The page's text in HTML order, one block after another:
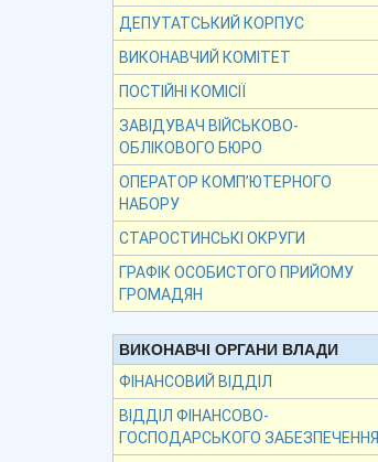
ДЕПУТАТСЬКИЙ КОРПУС
ВИКОНАВЧИЙ КОМІТЕТ
ПОСТІЙНІ КОМІСІЇ
ЗАВІДУВАЧ ВІЙСЬКОВО-
ОБЛІКОВОГО БЮРО
ОПЕРАТОР КОМП’ЮТЕРНОГО
НАБОРУ
СТАРОСТИНСЬКІ ОКРУГИ
ГРАФІК ОСОБИСТОГО ПРИЙОМУ
ГРОМАДЯН
ВИКОНАВЧІ ОРГАНИ ВЛАДИ
ФІНАНСОВИЙ ВІДДІЛ
ВІДДІЛ ФІНАНСОВО-
ГОСПОДАРСЬКОГО ЗАБЕЗПЕЧЕННЯ